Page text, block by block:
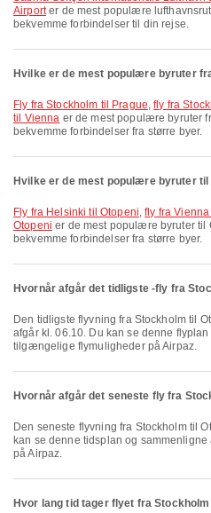
Airporter de mest populære
bekvemme forbindelser til din rejse.
Hvilke er de mest populære byruter
fly fra Stockholm til Prague,fly fra
til Vienna er de mest populære byruter
bekvemme forbindelser fra større byer.
Hvilke er de mest populære byruter til
fly fra Helsinki til Otopeni,fly fra
Otopeni er de mest populære byruter til
bekvemme forbindelser fra større byer.
Hvornår afgår det tidligste -fly fra
Den tidligste flyvning fra Stockholm til Otopeni med Norwegian Air Sweden
afgår kl. 06.10. Du kan se denne
tilgængelige flymuligheder på Airpaz.
Hvornår afgår det seneste fly fra
Den seneste flyvning fra Stockholm til Otopeni med A2 afgår kl. 15.15. Du
kan se denne tidsplan og
på Airpaz.
Hvor lang tid tager flyet fra